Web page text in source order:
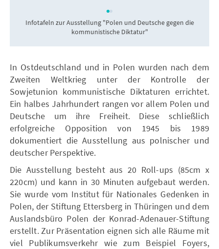
Infotafeln zur Ausstellung "Polen und Deutsche gegen die
kommunistische Diktatur"
In Ostdeutschland und in Polen wurden nach dem
Zweiten Weltkrieg unter der Kontrolle der
Sowjetunion kommunistische Diktaturen errichtet.
Ein halbes Jahrhundert rangen vor allem Polen und
Deutsche um ihre Freiheit. Diese schließlich
erfolgreiche Opposition von 1945 bis 1989
dokumentiert die Ausstellung aus polnischer und
deutscher Perspektive.
Die Ausstellung besteht aus 20 Roll-ups (85cm x
220cm) und kann in 30 Minuten aufgebaut werden.
Sie wurde vom Institut für Nationales Gedenken in
Polen, der Stiftung Ettersberg in Thüringen und dem
Auslandsbüro Polen der Konrad-Adenauer-Stiftung
erstellt. Zur Präsentation eignen sich alle Räume mit
viel Publikumsverkehr wie zum Beispiel Foyers,